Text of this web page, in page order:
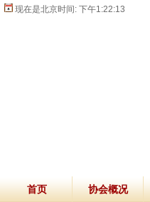
现在是北京时间: 下午1:22:14
首页 协会概况